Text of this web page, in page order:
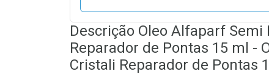
Descrição Oleo Alfaparf
Reparador de Pontas 15 ml -
Cristali Reparador de Pontas